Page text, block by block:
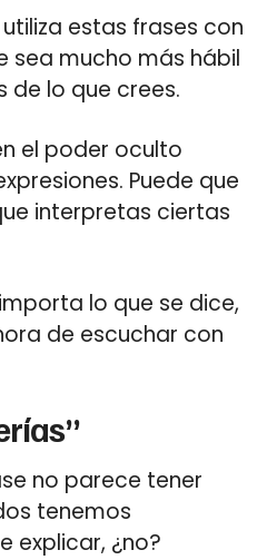
estas frases con
sea mucho más hábil
de lo que crees.
el poder oculto
Puede que
interpretas ciertas
lo que se dice,
de escuchar con
no parece tener
tenemos
explicar, ¿no?